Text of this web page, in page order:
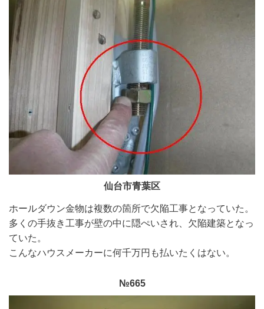
仙台市青葉区
ホールダウン金物は複数の箇所で欠陥工事となっていた。
多くの手抜き工事が壁の中に隠ぺいされ、欠陥建築となっ
ていた。
こんなハウスメーカーに何千万円も払いたくはない。
№665